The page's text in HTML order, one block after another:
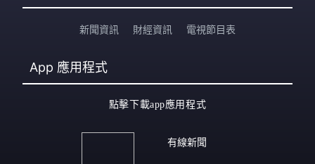
新聞資訊 財經資訊 電視節目表
App 應用程式
點擊下載app應用程式
有線新聞